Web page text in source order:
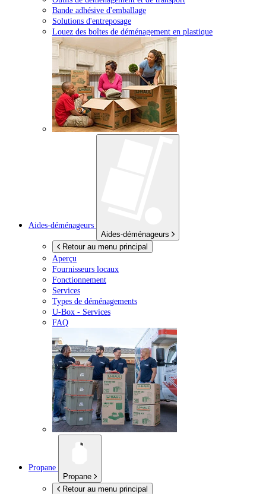
Bande adhésive d'emballage
Solutions d'entreposage
Louez des boîtes de déménagement en plastique
Aides-déménageurs
Aides-déménageurs
Retour au menu principal
Aperçu
Fournisseurs locaux
Fonctionnement
Services
Types de déménagements
U-Box - Services
FAQ
Propane
Propane
Retour au menu principal